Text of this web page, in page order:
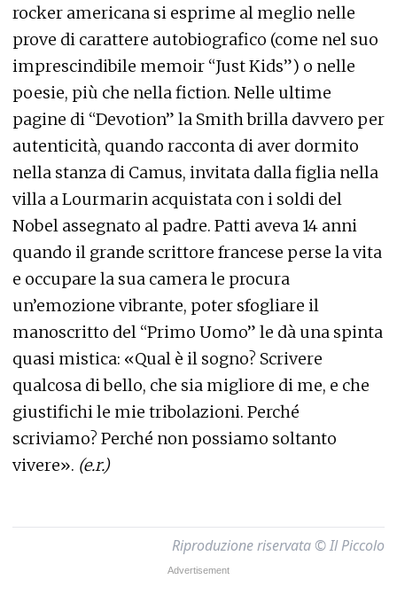
rocker americana si esprime al meglio nelle
prove di carattere autobiografico (come nel suo
imprescindibile memoir “Just Kids”) o nelle
poesie, più che nella fiction. Nelle ultime
pagine di “Devotion” la Smith brilla davvero per
autenticità, quando racconta di aver dormito
nella stanza di Camus, invitata dalla figlia nella
villa a Lourmarin acquistata con i soldi del
Nobel assegnato al padre. Patti aveva 14 anni
quando il grande scrittore francese perse la vita
e occupare la sua camera le procura
un’emozione vibrante, poter sfogliare il
manoscritto del “Primo Uomo” le dà una spinta
quasi mistica: «Qual è il sogno? Scrivere
qualcosa di bello, che sia migliore di me, e che
giustifichi le mie tribolazioni. Perché
scriviamo? Perché non possiamo soltanto
vivere». (e.r.)
Riproduzione riservata © Il Piccolo